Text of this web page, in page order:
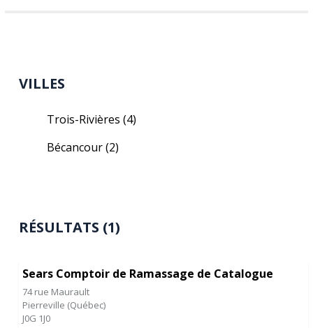
VILLES
Trois-Rivières(4)
Bécancour(2)
RÉSULTATS (1)
Sears Comptoir de Ramassage de Catalogue
74 rue Maurault
Pierreville (Québec)
J0G 1J0